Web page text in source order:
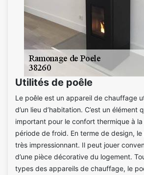
Utilités de poêle
Le poêle est un appareil de chauffage
d’un lieu d’habitation. C’est un élément
important pour le confort thermique à
période de froid. En terme de design, le
très impressionnant. Il peut jouer
d’une pièce décorative du logement.
types des appareils de chauffage, le